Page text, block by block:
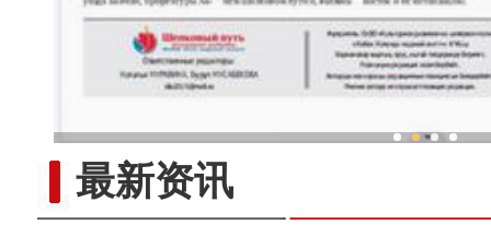
最新资讯